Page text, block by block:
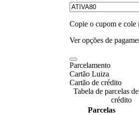
Copie o cupom e cole
Ver opções de
Parcelamento
Cartão Luiza
Cartão de crédito
Tabela de parcelas
crédito
Parcelas